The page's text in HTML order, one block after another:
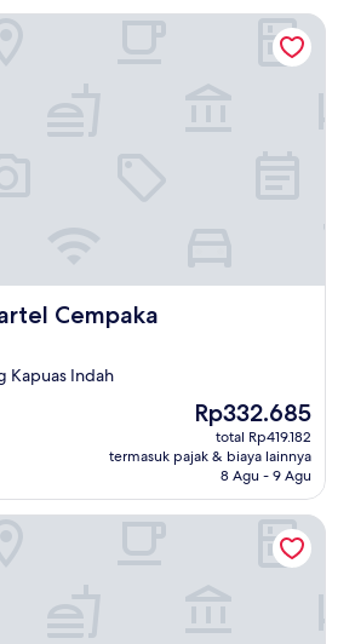
Cempaka
Cempaka
Kapuas Indah
Harga
sekarang
Rp332.685
Rp332.685
total Rp419.182
termasuk pajak & biaya lainnya
8 Agu - 9 Agu